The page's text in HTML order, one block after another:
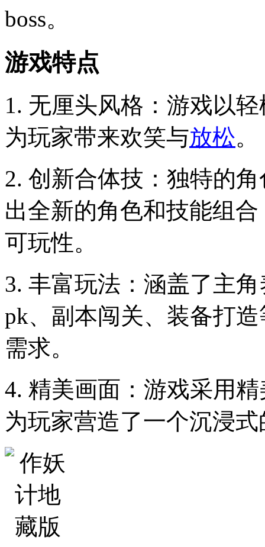
boss。
游戏特点
1. 无厘头风格：游戏以轻
为玩家带来欢笑与放松。
2. 创新合体技：独特的
出全新的角色和技能组
可玩性。
3. 丰富玩法：涵盖了主
pk、副本闯关、装备打
需求。
4. 精美画面：游戏采用
为玩家营造了一个沉浸